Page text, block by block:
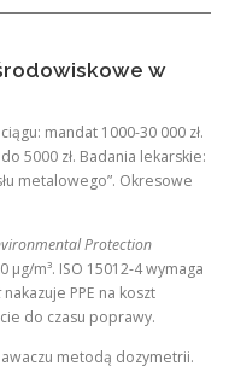
w
mandat 1000-30 000 zł.
5000 zł. Badania lekarskie:
metalowego”. Okresowe
Protection
µg/m³. ISO 15012-4 wymaga
nakazuje PPE na koszt
do czasu poprawy.
metodą dozymetrii.